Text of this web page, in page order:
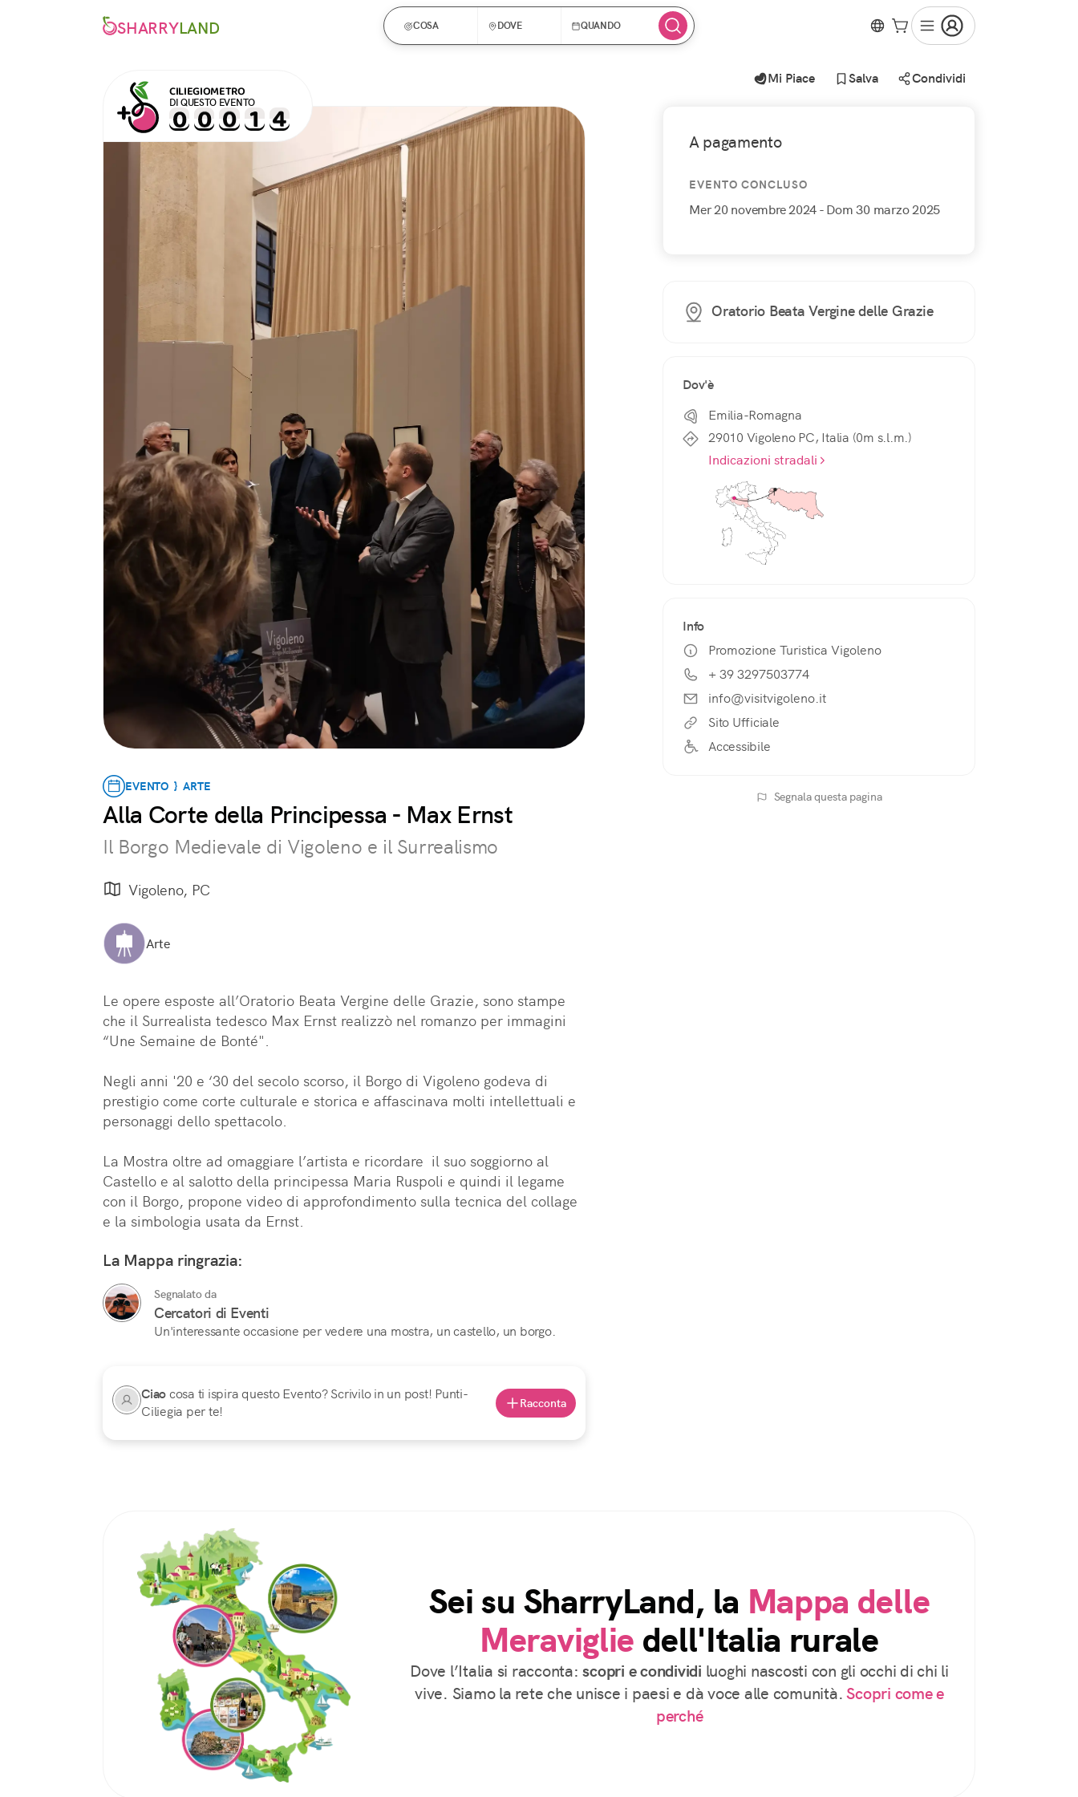
SHARRYLAND COSA DOVE QUANDO
Mi Piace Salva Condividi
CILIEGIOMETRO
DI QUESTO EVENTO
EVENTO } ARTE
Alla Corte della Principessa - Max Ernst
Il Borgo Medievale di Vigoleno e il Surrealismo
Vigoleno, PC
Arte
Le opere esposte all’Oratorio Beata Vergine delle Grazie, sono stampe
che il Surrealista tedesco Max Ernst realizzò nel romanzo per immagini
“Une Semaine de Bonté".
Negli anni '20 e ‘30 del secolo scorso, il Borgo di Vigoleno godeva di
prestigio come corte culturale e storica e affascinava molti intellettuali e
personaggi dello spettacolo.
La Mostra oltre ad omaggiare l’artista e ricordare  il suo soggiorno al
Castello e al salotto della principessa Maria Ruspoli e quindi il legame
con il Borgo, propone video di approfondimento sulla tecnica del collage
e la simbologia usata da Ernst.
La Mappa ringrazia:
Segnalato da
Cercatori di Eventi
Un'interessante occasione per vedere una mostra, un castello, un borgo.
Ciaocosa ti ispira questo Evento? Scrivilo in un post! Punti-
Ciliegia per te!
Racconta
A pagamento
EVENTO CONCLUSO
Mer 20 novembre 2024- Dom 30 marzo 2025
Oratorio Beata Vergine delle Grazie
Dov'è
Emilia-Romagna
29010 Vigoleno PC, Italia (0m s.l.m.)
Indicazioni stradali
Info
Promozione Turistica Vigoleno
+ 39 3297503774
info@visitvigoleno.it
Sito Ufficiale
Accessibile
Segnala questa pagina
Sei su SharryLand, la Mappa delle
Meraviglie dell'Italia rurale
Dove l’Italia si racconta:scopri e condividi luoghi nascosti con gli occhi di chi li
vive. Siamo la rete che unisce i paesi e dà voce alle comunità. Scopri come e
perché